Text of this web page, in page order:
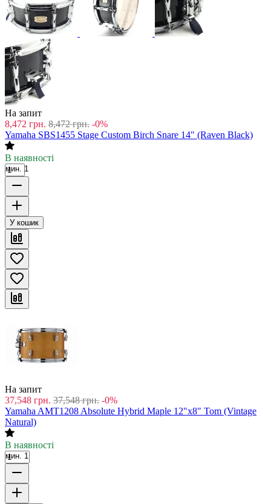
На запит
8,472 грн. 8,472 грн. -0%
Yamaha SBS1455 Stage Custom Birch Snare 14" (Raven Black)
В наявності
мин. 1
У кошик
На запит
37,548 грн. 37,548 грн. -0%
Yamaha AMT1208 Absolute Hybrid Maple 12"x8" Tom (Vintage
Natural)
В наявності
мин. 1